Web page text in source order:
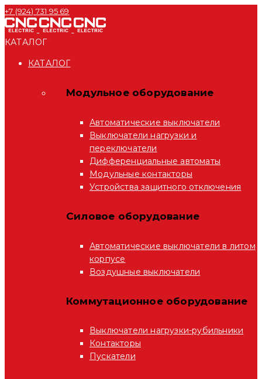
+7 (924) 731 95 69
КАТАЛОГ
КАТАЛОГ
Модульное оборудование
Автоматические выключатели
Выключатели нагрузки и
переключатели
Дифференциальные автоматы
Модульные контакторы
Устройства защитного отключения
Силовое оборудование
Автоматические выключатели в литом
корпусе
Воздушные выключатели
Коммутационное оборудование
Выключатели нагрузки-рубильники
Контакторы
Пускатели